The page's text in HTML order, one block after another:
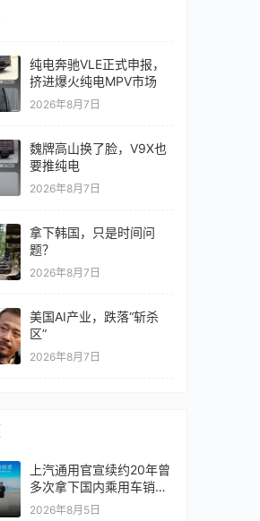
纯电奔驰VLE正式申报，
挤进爆火纯电MPV市场
2026年8月7日
魏牌高山换了脸，V9X也
要推纯电
2026年8月7日
拿下韩国，只是时间问
题？
2026年8月7日
美国AI产业，跌落“斩杀
区”
2026年8月7日
上汽通用官宣续约20年曾
多次拿下国内乘用车销冠
竞争激烈，上汽通用有信
2026年8月5日